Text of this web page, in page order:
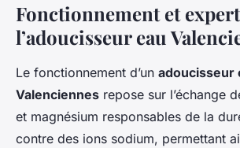
Fonctionnement et
l’adoucisseur eau
Le fonctionnement d’un adoucisseur
Valenciennes repose sur l’échange
et magnésium responsables de la
contre des ions sodium, permettant